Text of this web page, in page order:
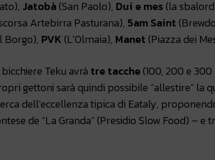
Jatobà(San Paolo), Dui e mes (la
Artebirra Pasturana), 5am Saint
Borgo), PVK (L’Olmaia), Manet (Piazza dei
Teku avrà tre tacche(100, 200 e
gettoni sarà quindi possibile “allestire” la
dell’eccellenza tipica di Eataly,
de “La Granda” (Presidio Slow Food) – e